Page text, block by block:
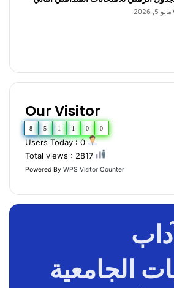
مايو 5, 2026
Our Visitor
0
0
1
1
5
8
Users Today : 0
Powered By WPS Visitor Counter
الجامعية